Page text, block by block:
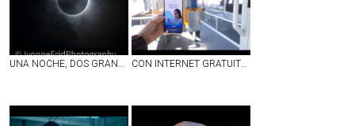
UNA NOCHE, DOS GRANDES ESPECTÁCULOS ASTRONÓMICOS: ECLIPSE TOTAL DE SOL Y LLUVIA DE ESTRELLAS CON INTERNET GRATUITO EN ESCUELAS, CAMIONES Y ESPACIOS PÚBLICOS, AGUASCALIENTES FORTALECE SU CONECTIVIDAD